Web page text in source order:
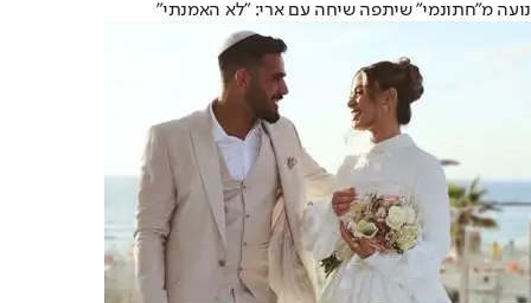
נועה מ"חתונמי" שיתפה שיחה עם ארי: "לא האמנתי"